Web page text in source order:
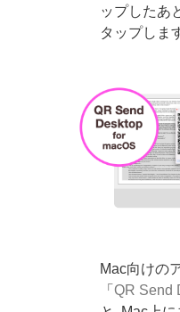
ップしたあ
タップしま
Mac向けの
「 QR Send